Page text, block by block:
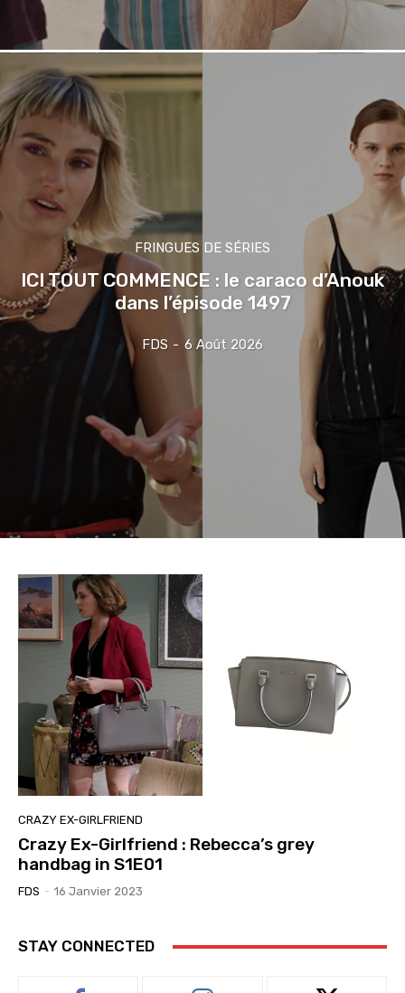
FRINGUES DE SÉRIES
ICI TOUT COMMENCE : le caraco d’Anouk
dans l’épisode 1497
FDS - 6 Août 2026
CRAZY EX-GIRLFRIEND
Crazy Ex-Girlfriend : Rebecca’s grey
handbag in S1E01
FDS - 16 Janvier 2023
STAY CONNECTED